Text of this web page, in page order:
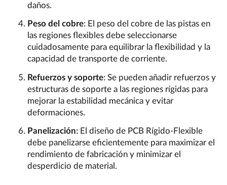
daños.
Peso del cobre: El peso del cobre de las pistas en
las regiones flexibles debe seleccionarse
cuidadosamente para equilibrar la flexibilidad y la
capacidad de transporte de corriente.
Refuerzos y soporte: Se pueden añadir refuerzos y
estructuras de soporte a las regiones rígidas para
mejorar la estabilidad mecánica y evitar
deformaciones.
Panelización: El diseño de PCB Rígido-Flexible
debe panelizarse eficientemente para maximizar el
rendimiento de fabricación y minimizar el
desperdicio de material.